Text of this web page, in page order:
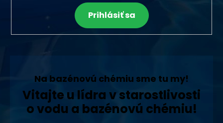
Prihlásiť sa
Na bazénovú chémiu sme tu my!
Vitajte u lídra v starostlivosti
o vodu a bazénovú chémiu!